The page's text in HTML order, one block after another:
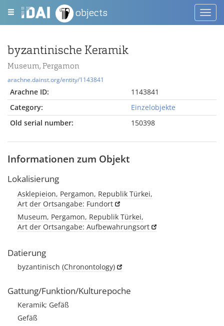
objects
byzantinische Keramik
Museum, Pergamon
arachne.dainst.org/entity/1143841
Arachne ID:
1143841
Category:
Einzelobjekte
Old serial number:
150398
Informationen zum Objekt
Lokalisierung
Asklepieion, Pergamon, Republik Türkei,
Art der Ortsangabe: Fundort
Museum, Pergamon, Republik Türkei,
Art der Ortsangabe: Aufbewahrungsort
Datierung
byzantinisch (Chronontology)
Gattung/Funktion/Kulturepoche
Keramik; Gefäß
Gefäß